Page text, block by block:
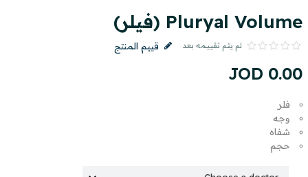
Pluryal Volume (فيلر)
لم يتم تقييمه بعد قييم المنتج
JOD 0.00
فلر
وجه
شفاه
حجم